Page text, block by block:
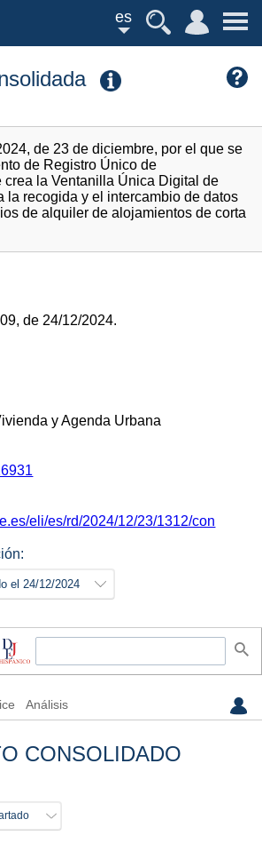
es
de 23 de diciembre, por el que se
de Registro Único de
crea la Ventanilla Única Digital de
la recogida y el intercambio de datos
de alquiler de alojamientos de corta
de 24/12/2024.
y Agenda Urbana
eli/es/rd/2024/12/23/1312/con
el 24/12/2024
Análisis
CONSOLIDADO